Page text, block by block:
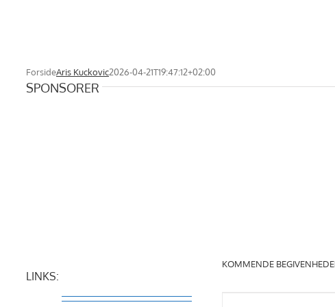
ForsideAris Kuckovic2026-04-21T19:47:12+02:00
SPONSORER
LINKS:
KOMMENDE